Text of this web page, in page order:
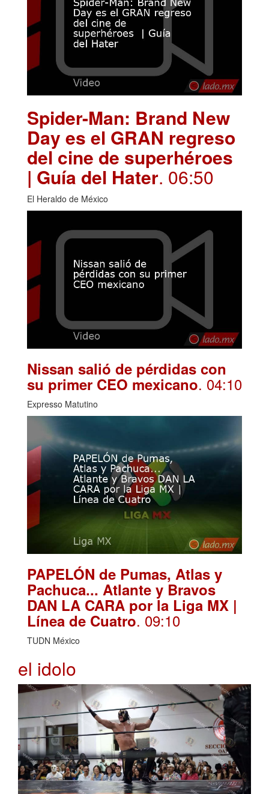
Spider-Man: Brand New
Day es el GRAN regreso
del cine de superhéroes
| Guía del Hater. 06:50
El Heraldo de México
Nissan salió de pérdidas con
su primer CEO mexicano. 04:10
Expresso Matutino
PAPELÓN de Pumas, Atlas y
Pachuca... Atlante y Bravos
DAN LA CARA por la Liga MX |
Línea de Cuatro. 09:10
TUDN México
el idolo